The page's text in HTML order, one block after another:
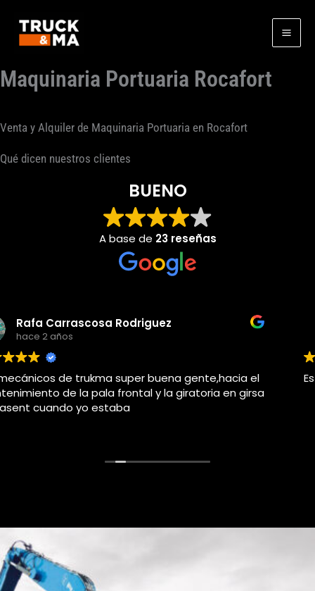
contenido
Maquinaria Portuaria Rocafort
Venta y Alquiler de Maquinaria Portuaria en Rocafort
Qué dicen nuestros clientes
BUENO
A base de 23 reseñas
Adolfo j llorems pastor
hace 4 años
Este usuario solo dejó una calificación.